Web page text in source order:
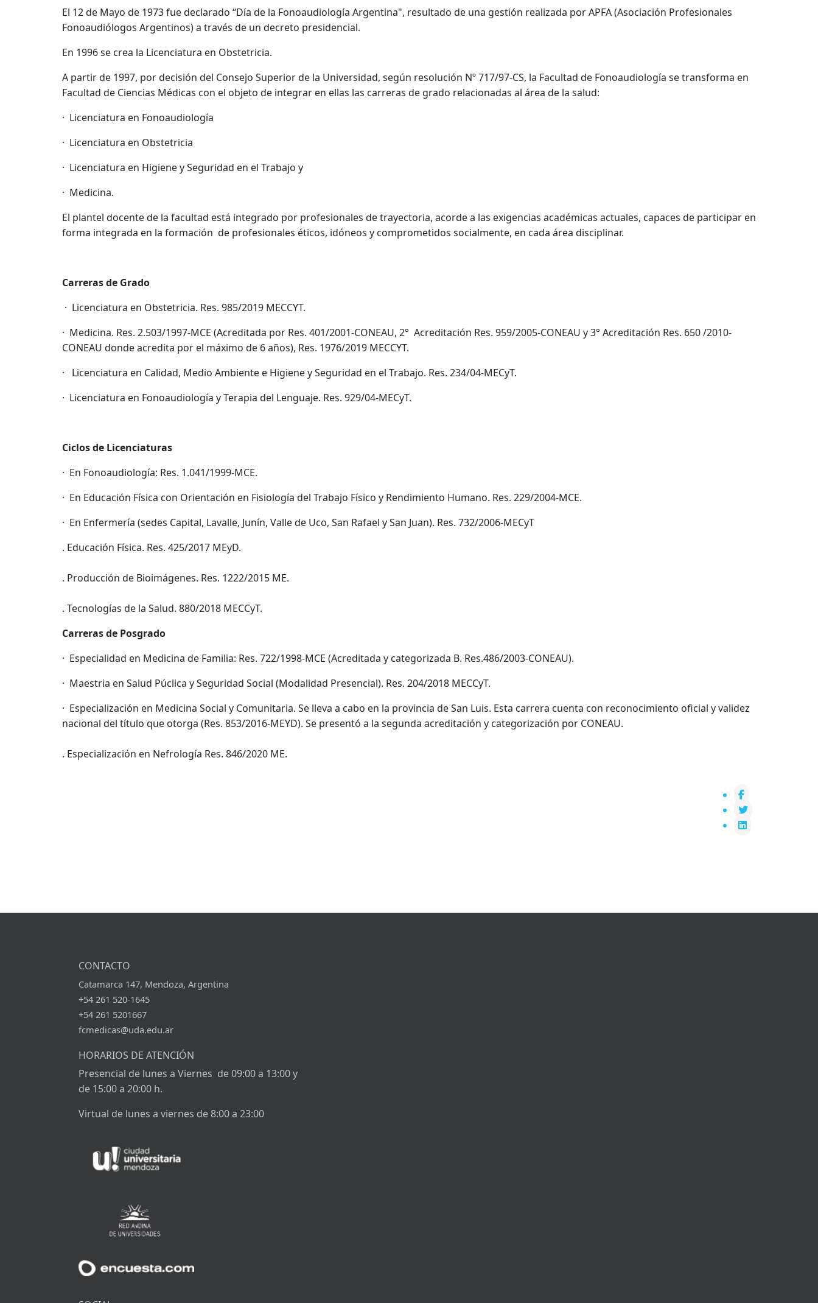
El 12 de Mayo de 1973 fue declarado “Día de la Fonoaudiología Argentina", resultado de una gestión realizada por APFA (Asociación Profesionales
Fonoaudiólogos Argentinos) a través de un decreto presidencial.
En 1996 se crea la Licenciatura en Obstetricia.
A partir de 1997, por decisión del Consejo Superior de la Universidad, según resolución Nº 717/97-CS, la Facultad de Fonoaudiología se transforma en
Facultad de Ciencias Médicas con el objeto de integrar en ellas las carreras de grado relacionadas al área de la salud:
· Licenciatura en Fonoaudiología
· Licenciatura en Obstetricia
· Licenciatura en Higiene y Seguridad en el Trabajo y
· Medicina.
El plantel docente de la facultad está integrado por profesionales de trayectoria, acorde a las exigencias académicas actuales, capaces de participar en
forma integrada en la formación de profesionales éticos, idóneos y comprometidos socialmente, en cada área disciplinar.
Carreras de Grado
· Licenciatura en Obstetricia. Res. 985/2019 MECCYT.
· Medicina. Res. 2.503/1997-MCE (Acreditada por Res. 401/2001-CONEAU, 2° Acreditación Res. 959/2005-CONEAU y 3° Acreditación Res. 650 /2010-
CONEAU donde acredita por el máximo de 6 años), Res. 1976/2019 MECCYT.
· Licenciatura en Calidad, Medio Ambiente e Higiene y Seguridad en el Trabajo. Res. 234/04-MECyT.
· Licenciatura en Fonoaudiología y Terapia del Lenguaje. Res. 929/04-MECyT.
Ciclos de Licenciaturas
· En Fonoaudiología: Res. 1.041/1999-MCE.
· En Educación Física con Orientación en Fisiología del Trabajo Físico y Rendimiento Humano. Res. 229/2004-MCE.
· En Enfermería (sedes Capital, Lavalle, Junín, Valle de Uco, San Rafael y San Juan). Res. 732/2006-MECyT
. Educación Física. Res. 425/2017 MEyD.
. Producción de Bioimágenes. Res. 1222/2015 ME.
. Tecnologías de la Salud. 880/2018 MECCyT.
Carreras de Posgrado
· Especialidad en Medicina de Familia: Res. 722/1998-MCE (Acreditada y categorizada B. Res.486/2003-CONEAU).
· Maestria en Salud Púclica y Seguridad Social (Modalidad Presencial). Res. 204/2018 MECCyT.
· Especialización en Medicina Social y Comunitaria. Se lleva a cabo en la provincia de San Luis. Esta carrera cuenta con reconocimiento oficial y validez
nacional del título que otorga (Res. 853/2016-MEYD). Se presentó a la segunda acreditación y categorización por CONEAU.
. Especialización en Nefrología Res. 846/2020 ME.
CONTACTO
Catamarca 147, Mendoza, Argentina
+54 261 520-1645
+54 261 5201667
fcmedicas@uda.edu.ar
HORARIOS DE ATENCIÓN
Presencial de lunes a Viernes de 09:00 a 13:00 y
de 15:00 a 20:00 h.
Virtual de lunes a viernes de 8:00 a 23:00